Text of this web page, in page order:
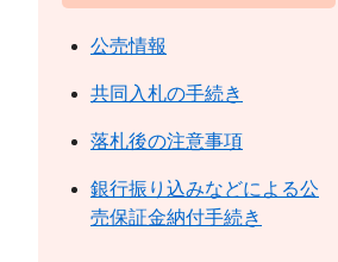
公売情報
共同入札の手続き
落札後の注意事項
銀行振り込みなどによる公
売保証金納付手続き